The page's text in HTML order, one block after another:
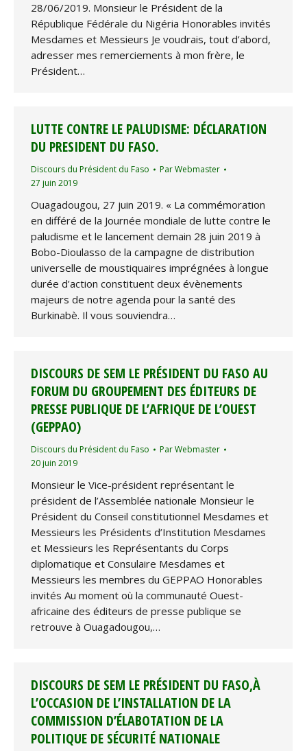
28/06/2019. Monsieur le Président de la
République Fédérale du Nigéria Honorables invités
Mesdames et Messieurs Je voudrais, tout d’abord,
adresser mes remerciements à mon frère, le
Président…
LUTTE CONTRE LE PALUDISME: DÉCLARATION
DU PRESIDENT DU FASO.
Discours du Président du Faso ParWebmaster
27 juin 2019
Ouagadougou, 27 juin 2019. « La commémoration
en différé de la Journée mondiale de lutte contre le
paludisme et le lancement demain 28 juin 2019 à
Bobo-Dioulasso de la campagne de distribution
universelle de moustiquaires imprégnées à longue
durée d’action constituent deux évènements
majeurs de notre agenda pour la santé des
Burkinabè. Il vous souviendra…
DISCOURS DE SEM LE PRÉSIDENT DU FASO AU
FORUM DU GROUPEMENT DES ÉDITEURS DE
PRESSE PUBLIQUE DE L’AFRIQUE DE L’OUEST
(GEPPAO)
Discours du Président du Faso ParWebmaster
20 juin 2019
Monsieur le Vice-président représentant le
président de l’Assemblée nationale Monsieur le
Président du Conseil constitutionnel Mesdames et
Messieurs les Présidents d’Institution Mesdames
et Messieurs les Représentants du Corps
diplomatique et Consulaire Mesdames et
Messieurs les membres du GEPPAO Honorables
invités Au moment où la communauté Ouest-
africaine des éditeurs de presse publique se
retrouve à Ouagadougou,…
DISCOURS DE SEM LE PRÉSIDENT DU FASO,À
L’OCCASION DE L’INSTALLATION DE LA
COMMISSION D’ÉLABOTATION DE LA
POLITIQUE DE SÉCURITÉ NATIONALE